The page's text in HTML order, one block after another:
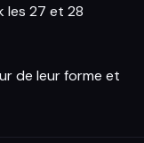
les 27 et 28
de leur forme et